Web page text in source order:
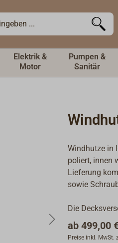
Elektrik &
Motor
Pumpen &
Sanitär
Windhutze in
poliert, innen
Lieferung
sowie
Die
ab 499,00
Preise inkl. MwSt.